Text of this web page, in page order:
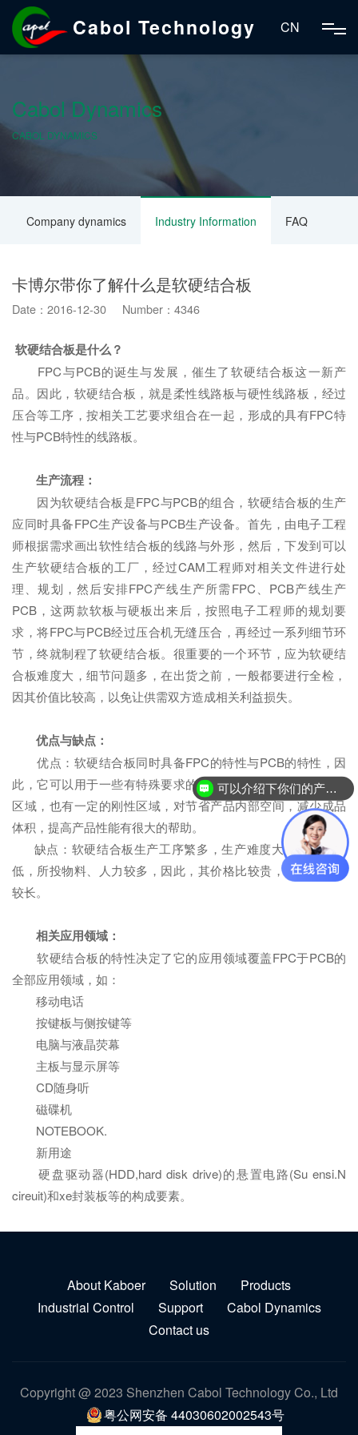
Cabol Technology CN
Cabol Dynamics
CABOL DYNAMICS
Company dynamics Industry Information FAQ
卡博尔带你了解什么是软硬结合板
Date：2016-12-30 Number：4346
软硬结合板是什么？
FPC与PCB的诞生与发展，催生了软硬结合板这一新产
品。因此，软硬结合板，就是柔性线路板与硬性线路板，经过
压合等工序，按相关工艺要求组合在一起，形成的具有FPC特
性与PCB特性的线路板。
生产流程：
因为软硬结合板是FPC与PCB的组合，软硬结合板的生产
应同时具备FPC生产设备与PCB生产设备。首先，由电子工程
师根据需求画出软性结合板的线路与外形，然后，下发到可以
生产软硬结合板的工厂，经过CAM工程师对相关文件进行处
理、规划，然后安排FPC产线生产所需FPC、PCB产线生产
PCB，这两款软板与硬板出来后，按照电子工程师的规划要
求，将FPC与PCB经过压合机无缝压合，再经过一系列细节环
节，终就制程了软硬结合板。很重要的一个环节，应为软硬结
合板难度大，细节问题多，在出货之前，一般都要进行全检，
因其价值比较高，以免让供需双方造成相关利益损失。
优点与缺点：
优点：软硬结合板同时具备FPC的特性与PCB的特性，因
此，它可以用于一些有特殊要求的产品之中，既有一定的挠性
区域，也有一定的刚性区域，对节省产品内部空间，减少成品
体积，提高产品性能有很大的帮助。
缺点：软硬结合板生产工序繁多，生产难度大，良品率较
低，所投物料、人力较多，因此，其价格比较贵，生产周期比
较长。
相关应用领域：
软硬结合板的特性决定了它的应用领域覆盖FPC于PCB的
全部应用领域，如：
移动电话
按键板与侧按键等
电脑与液晶荧幕
主板与显示屏等
CD随身听
磁碟机
NOTEBOOK.
新用途
硬盘驱动器(HDD,hard disk drive)的悬置电路(Su ensi.N
cireuit)和xe封装板等的构成要素。
About Kaboer Solution
Products
Industrial Control
Support
Cabol Dynamics
Contact us
Copyright @ 2023 Shenzhen Cabol Technology Co., Ltd
粤公网安备 44030602002543号
可以介绍下你们的产品么？